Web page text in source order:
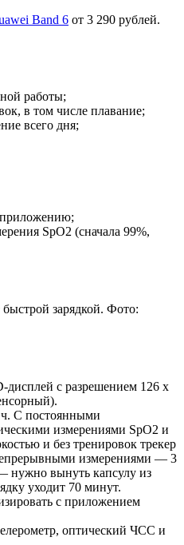
Band 6 от 3 290 рублей.
работы;
в том числе плавание;
всего дня;
SpO2 (сначала 99%,
зарядкой. Фото:
с разрешением 126 x
С постоянными
измерениями SpO2 и
и без тренировок трекер
измерениями — 3
нужно вынуть капсулу из
уходит 70 минут.
с приложением
оптический ЧСС и